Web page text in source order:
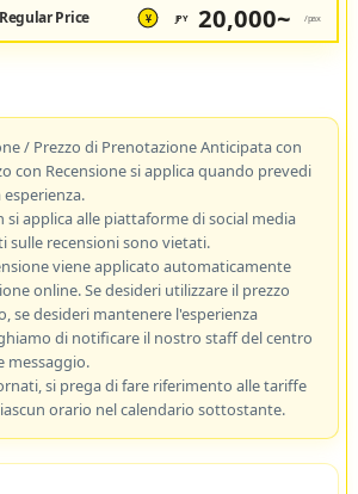
Regular Price ¥ JPY 20,000~ /pax
/ Prezzo di Prenotazione Anticipata con
con Recensione si applica quando prevedi
applica alle piattaforme di social media
sulle recensioni sono vietati.
viene applicato automaticamente
online. Se desideri utilizzare il prezzo
se desideri mantenere l'esperienza
di notificare il nostro staff del centro
messaggio.
si prega di fare riferimento alle tariffe
orario nel calendario sottostante.